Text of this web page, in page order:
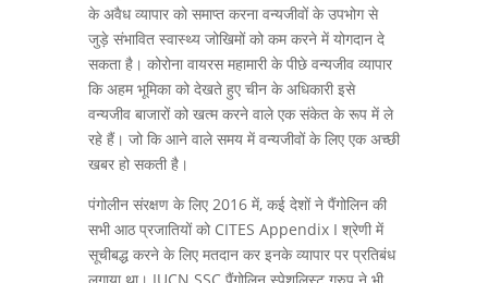
के अवैध व्यापार को समाप्त करना वन्यजीवों के उपभोग से
जुड़े संभावित स्वास्थ्य जोखिमों को कम करने में योगदान दे
सकता है। कोरोना वायरस महामारी के पीछे वन्यजीव व्यापार
कि अहम भूमिका को देखते हुए चीन के अधिकारी इसे
वन्यजीव बाजारों को खत्म करने वाले एक संकेत के रूप में ले
रहे हैं। जो कि आने वाले समय में वन्यजीवों के लिए एक अच्छी
खबर हो सकती है।
पंगोलीन संरक्षण के लिए 2016 में, कई देशों ने पैंगोलिन की
सभी आठ प्रजातियों को CITES Appendix I श्रेणी में
सूचीबद्ध करने के लिए मतदान कर इनके व्यापार पर प्रतिबंध